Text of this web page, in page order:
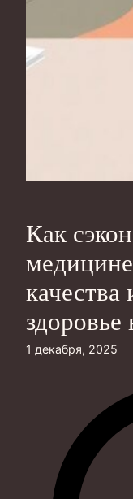
Как
качества
здоровье
1 декабря, 2025